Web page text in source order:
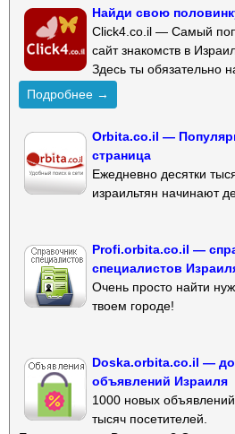
Найди свою
Click4.co.il — Самый
сайт знакомств в
Здесь ты обязательно
Подробнее →
Orbita.co.il —
страница
Ежедневно десятки
израильтян начинают
Profi.orbita.co.il —
специалистов
Очень просто найти
твоем городе!
Doska.orbita.co.il —
объявлений Израиля
1000 новых
тысяч посетителей.